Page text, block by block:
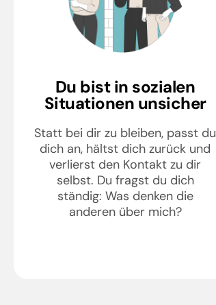
Du bist in sozialen
Situationen unsicher
Statt bei dir zu bleiben, passt du
dich an, hältst dich zurück und
verlierst den Kontakt zu dir
selbst. Du fragst du dich
ständig: Was denken die
anderen über mich?